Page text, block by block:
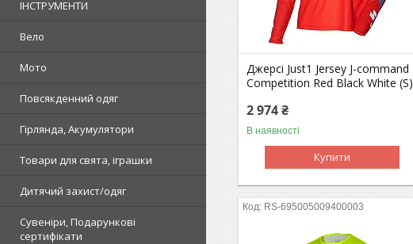
ІНСТРУМЕНТИ
Вело
Мото
Повсякденний одяг
Гірлянда, Акумулятори
Товари для свята, іграшки
Дитячий захист/одяг
Сувеніри, Подарункові
сертифікати
Джерсі Just1 Jersey J-command
Competition Red Black White (S)
2 974 ₴
В наявності
Купити
RS-695005009400003